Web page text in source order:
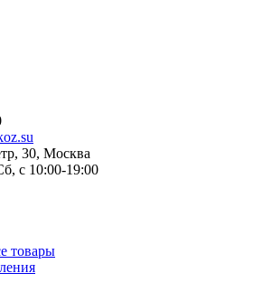
30, Москва
с 10:00-19:00
товары